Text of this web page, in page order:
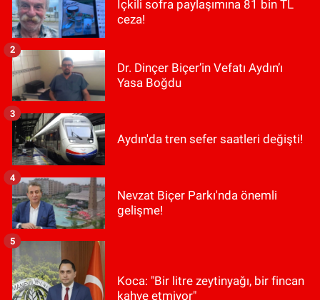
İçkili sofra paylaşımına 81 bin TL
ceza!
Dr. Dinçer Biçer’in Vefatı Aydın’ı
Yasa Boğdu
2
Aydın'da tren sefer saatleri değişti!
3
Nevzat Biçer Parkı'nda önemli
gelişme!
4
Koca: "Bir litre zeytinyağı, bir fincan
kahve etmiyor"
5